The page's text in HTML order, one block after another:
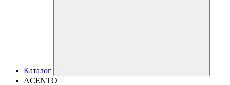
Каталог
ACENTO